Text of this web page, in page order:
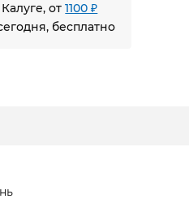
от1100 ₽
бесплатно